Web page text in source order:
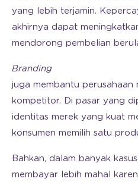
yang lebih terjamin.
akhirnya dapat
mendorong pembelian
Branding
juga membantu perusahaan
kompetitor. Di pasar yang
identitas merek yang kuat
konsumen memilih satu
Bahkan, dalam banyak
membayar lebih mahal